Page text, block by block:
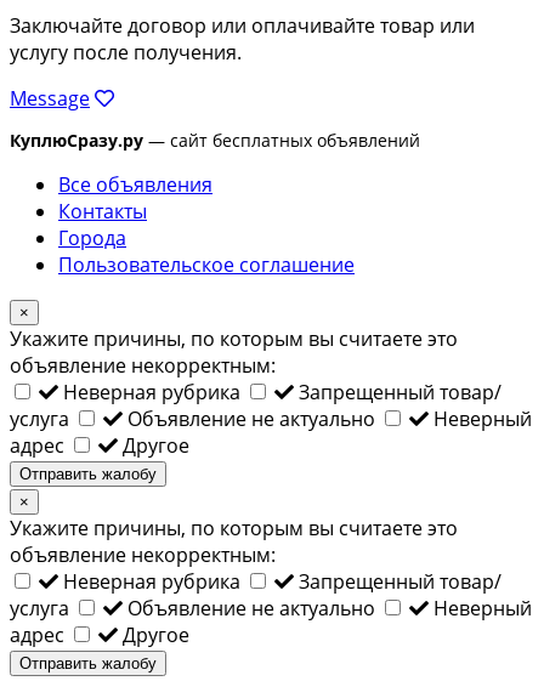
Заключайте договор или оплачивайте товар или
услугу после получения.
Message
КуплюСразу.ру — сайт бесплатных объявлений
Все объявления
Контакты
Города
Пользовательское соглашение
×
Укажите причины, по которым вы считаете это
объявление некорректным:
Неверная рубрика
Запрещенный товар/
услуга
Объявление не актуально
Неверный
адрес
Другое
Отправить жалобу
×
Укажите причины, по которым вы считаете это
объявление некорректным:
Неверная рубрика
Запрещенный товар/
услуга
Объявление не актуально
Неверный
адрес
Другое
Отправить жалобу